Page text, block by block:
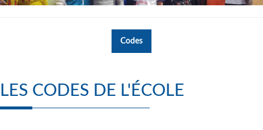
Codes
LES CODES DE L'ÉCOLE